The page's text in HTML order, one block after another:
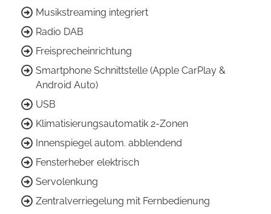
Musikstreaming integriert
Radio DAB
Freisprecheinrichtung
Smartphone Schnittstelle (Apple CarPlay &
Android Auto)
USB
Klimatisierungsautomatik 2-Zonen
Innenspiegel autom. abblendend
Fensterheber elektrisch
Servolenkung
Zentralverriegelung mit Fernbedienung